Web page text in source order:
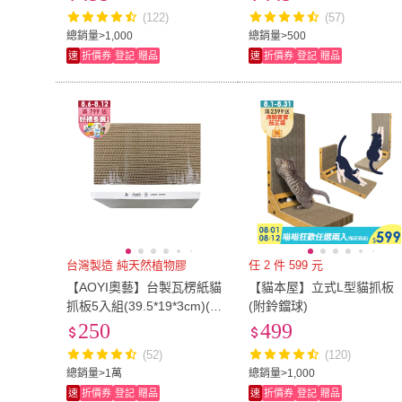
總銷量>1,000
(122)
速 折價券 登記 贈品
總銷量>500
(57)
速 折價券 登記 贈品
台灣製造 純天然植物膠
【AOYI奧藝】台製瓦楞紙貓
抓板5入組(39.5*19*3cm)(植
物膠 高密度 耐抓耐磨 安全
總銷量>1萬
250
(52)
速 折價券 登記 贈品
任 2 件 599 元
【貓本屋】立式L型貓抓板
(附鈴鐺球)
總銷量>1,000
499
(120)
速 折價券 登記 贈品